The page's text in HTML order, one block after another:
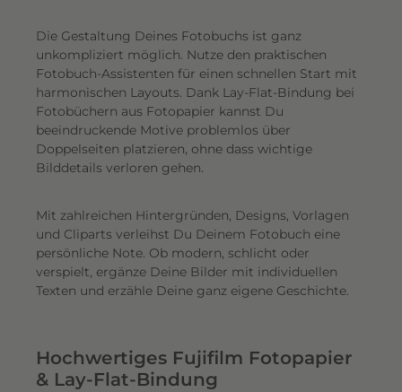
Die Gestaltung Deines Fotobuchs ist ganz
unkompliziert möglich. Nutze den praktischen
Fotobuch-Assistenten für einen schnellen Start mit
harmonischen Layouts. Dank Lay-Flat-Bindung bei
Fotobüchern aus Fotopapier kannst Du
beeindruckende Motive problemlos über
Doppelseiten platzieren, ohne dass wichtige
Bilddetails verloren gehen.
Mit zahlreichen Hintergründen, Designs, Vorlagen
und Cliparts verleihst Du Deinem Fotobuch eine
persönliche Note. Ob modern, schlicht oder
verspielt, ergänze Deine Bilder mit individuellen
Texten und erzähle Deine ganz eigene Geschichte.
Hochwertiges Fujifilm Fotopapier
& Lay-Flat-Bindung